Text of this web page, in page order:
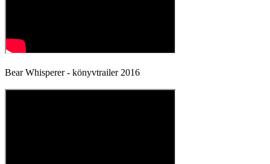
Bear Whisperer - könyvtrailer 2016